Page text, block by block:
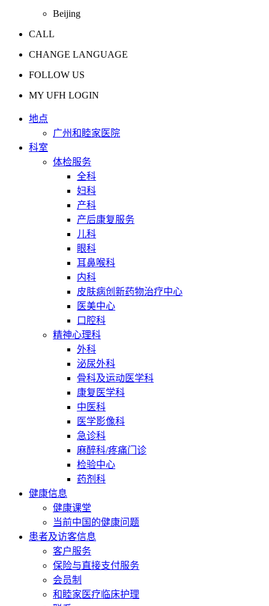
Beijing
CALL
CHANGE LANGUAGE
FOLLOW US
MY UFH LOGIN
地点
广州和睦家医院
科室
体检服务
全科
妇科
产科
产后康复服务
儿科
眼科
耳鼻喉科
内科
皮肤病创新药物治疗中心
医美中心
口腔科
精神心理科
外科
泌尿外科
骨科及运动医学科
康复医学科
中医科
医学影像科
急诊科
麻醉科/疼痛门诊
检验中心
药剂科
健康信息
健康课堂
当前中国的健康问题
患者及访客信息
客户服务
保险与直接支付服务
会员制
和睦家医疗临床护理